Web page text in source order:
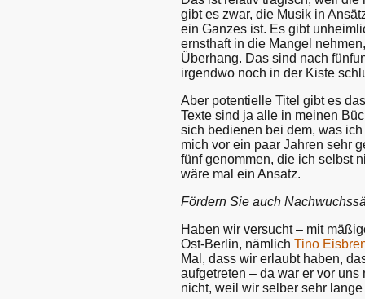
gibt es zwar, die Musik in
ein Ganzes ist. Es gibt
ernsthaft in die Mangel
Überhang. Das sind nach
irgendwo noch in der Kiste
Aber potentielle Titel gibt es
Texte sind ja alle in meinen
sich bedienen bei dem, was
mich vor ein paar Jahren sehr
fünf genommen, die ich selbst
wäre mal ein Ansatz.
Fördern Sie auch
Haben wir versucht – mit
Ost-Berlin, nämlich Tino
Mal, dass wir erlaubt haben,
aufgetreten – da war er vor
nicht, weil wir selber sehr